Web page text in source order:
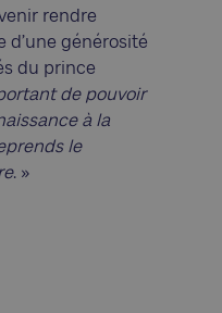
rendre
d’une générosité
du prince
de pouvoir
à la
le
. »